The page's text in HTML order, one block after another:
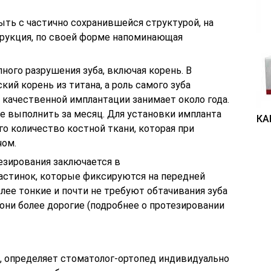
с частично сохранившейся структурой, на
по своей форме напоминающая
разрушения зуба, включая корень. В
корень из титана, а роль самого зуба
имплантации занимает около года.
выполнить за месяц. Для установки импланта
количество костной ткани, которая при
заключается в
которые фиксируются на передней
тонкие и почти не требуют обтачивания зуба
более дорогие (подробнее о протезировании
стоматолог-ортопед индивидуально